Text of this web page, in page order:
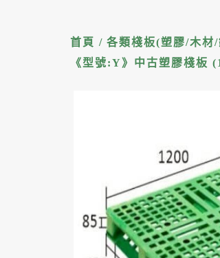
首頁 / 各類棧板(塑膠/木材
《型號:Y》中古塑膠棧板